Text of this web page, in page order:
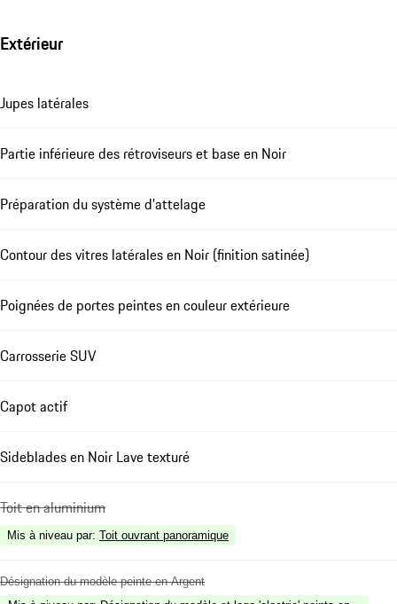
Extérieur
Jupes latérales
Partie inférieure des rétroviseurs et base en Noir
Préparation du système d'attelage
Contour des vitres latérales en Noir (finition satinée)
Poignées de portes peintes en couleur extérieure
Carrosserie SUV
Capot actif
Sideblades en Noir Lave texturé
Toit en aluminium
Mis à niveau par: Toit ouvrant panoramique
Désignation du modèle peinte en Argent